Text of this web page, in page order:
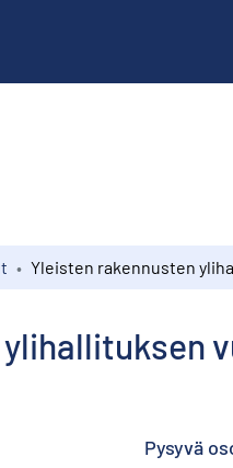
Pysyvä